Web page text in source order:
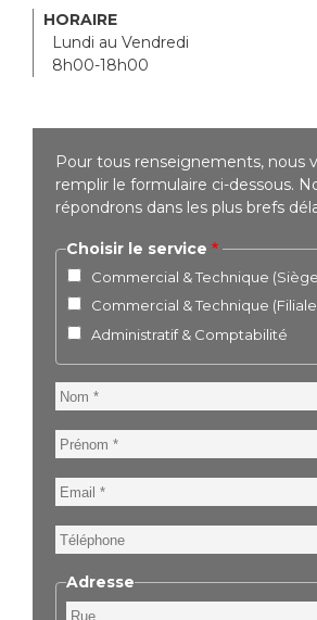
HORAIRE
Lundi au Vendredi
8h00-18h00
Pour tous renseignements, nous
remplir le formulaire ci-dessous.
répondrons dans les plus brefs
Choisir le service
Commercial & Technique
Commercial & Technique (Filiale
Administratif & Comptabilité
Nom
Prénom
Email
Téléphone
Adresse
Rue